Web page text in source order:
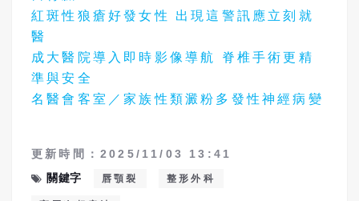
紅斑性狼瘡好發女性 出現這警訊應立刻就
醫
成大醫院導入即時影像導航 脊椎手術更精
準與安全
名醫會客室／家族性類澱粉多發性神經病變
更新時間：2025/11/03 13:41
關鍵字
唇顎裂 整形外科